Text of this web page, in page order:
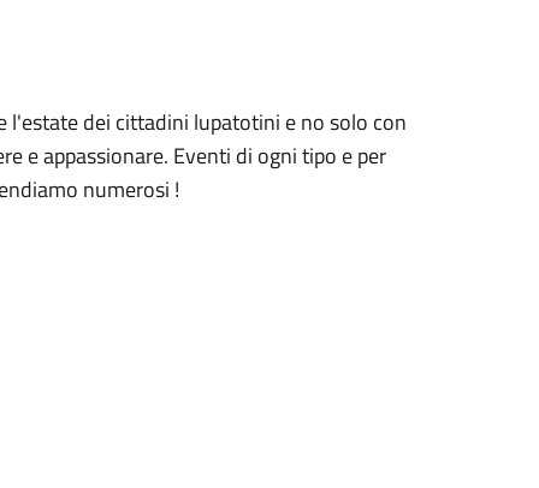
l'estate dei cittadini lupatotini e no solo con
e appassionare. Eventi di ogni tipo e per
numerosi !